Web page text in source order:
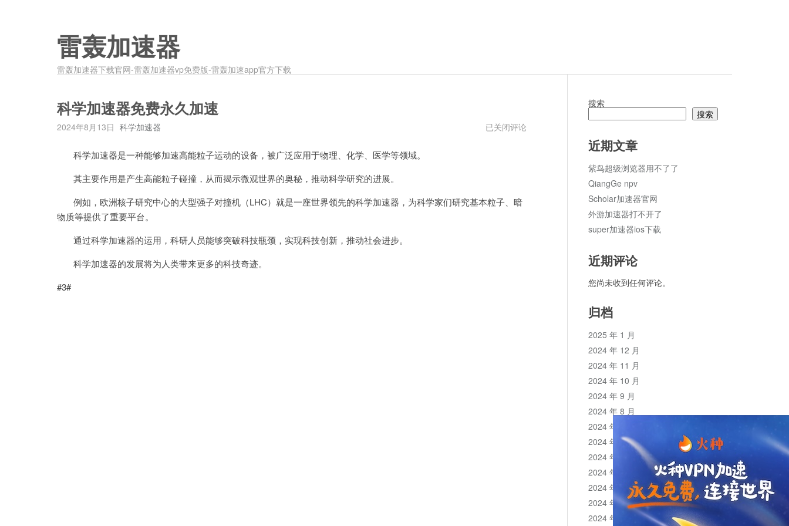
雷轰加速器
雷轰加速器下载官网-雷轰加速器vp免费版-雷轰加速app官方下载
科学加速器免费永久加速
2024年8月13日 科学加速器
科
久
已关闭评论
科学加速器是一种能够加速高能粒子运动的设备，被广泛应用于物理、化学、医学等领域。
其主要作用是产生高能粒子碰撞，从而揭示微观世界的奥秘，推动科学研究的进展。
例如，欧洲核子研究中心的大型强子对撞机（LHC）就是一座世界领先的科学加速器，为科学家们研究基本粒子、暗
物质等提供了重要平台。
通过科学加速器的运用，科研人员能够突破科技瓶颈，实现科技创新，推动社会进步。
科学加速器的发展将为人类带来更多的科技奇迹。
#3#
搜索
搜索
近期文章
紫鸟超级浏览器用不了了
QiangGe npv
Scholar加速器官网
外游加速器打不开了
super加速器ios下载
近期评论
您尚未收到任何评论。
归档
2025 年 1 月
2024 年 12 月
2024 年 11 月
2024 年 10 月
2024 年 9 月
2024 年 8 月
2024 年 7 月
2024 年 6 月
2024 年 5 月
2024 年 4 月
2024 年 3 月
2024 年 2 月
2024 年 1 月